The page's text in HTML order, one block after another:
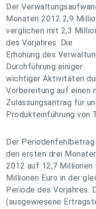
Der
Monaten 2012 2,9
verglichen mit 2,3
des Vorjahres. Die
Erhöhung des
Durchführung einiger
wichtiger Aktivitäten
Vorbereitung auf einen
Zulassungsantrag für
Produkteinführung von
Der
den ersten drei
2012 auf 12,7 Millionen
Millionen Euro in der
Periode des Vorjahres.
(ausgewiesene